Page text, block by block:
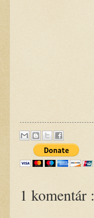
1 komentár :